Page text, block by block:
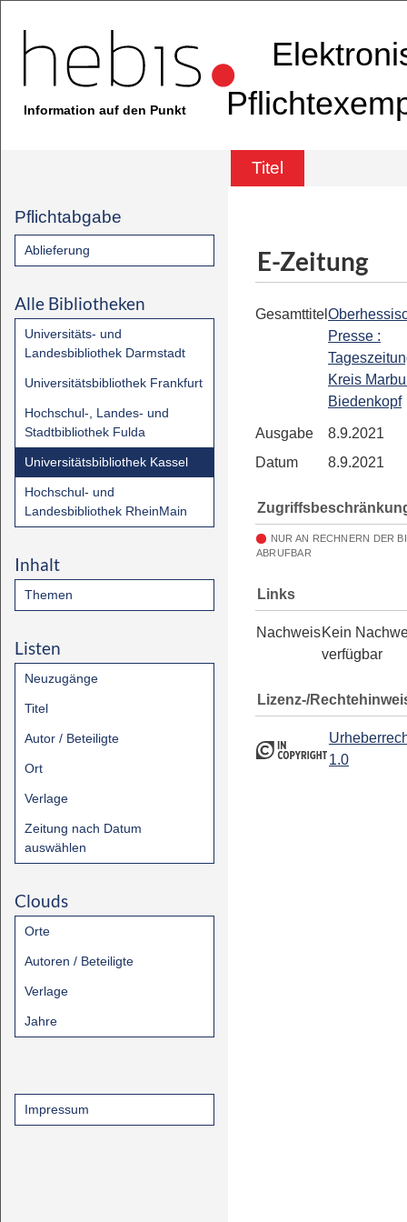
Information auf den Punkt
Titel
Pflichtabgabe
Ablieferung
Alle Bibliotheken
Universitäts- und
Landesbibliothek Darmstadt
Universitätsbibliothek Frankfurt
Hochschul-, Landes- und
Stadtbibliothek Fulda
Universitätsbibliothek Kassel
Hochschul- und
Landesbibliothek RheinMain
Inhalt
Themen
Listen
Neuzugänge
Titel
Autor / Beteiligte
Ort
Verlage
Zeitung nach Datum
auswählen
Clouds
Orte
Autoren / Beteiligte
Verlage
Jahre
Impressum
E-Zeitung
Gesamttitel
Presse :
Kreis
Biedenkopf
Ausgabe
8.9.2021
Datum
8.9.2021
NUR AN RECHNERN DER
ABRUFBAR
Links
NachweisKein
verfügbar
Lizenz-/
1.0